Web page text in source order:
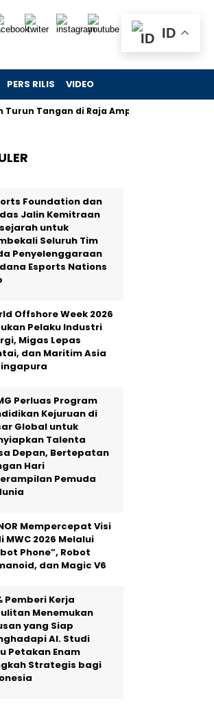
PERS RILIS VIDEO
Tangan di Raja Ampat
Foundation dan
Jalin Kemitraan
untuk
Seluruh Tim
Penyelenggaraan
Esports Nations
Offshore Week 2026
Pelaku Industri
Migas Lepas
dan Maritim Asia
Perluas Program
Kejuruan di
Global untuk
Talenta
Depan, Bertepatan
Hari
Pemuda
Mempercepat Visi
MWC 2026 Melalui
Phone”, Robot
dan Magic V6
Pemberi Kerja
Menemukan
yang Siap
AI. Studi
Petakan Enam
Strategis bagi
ID